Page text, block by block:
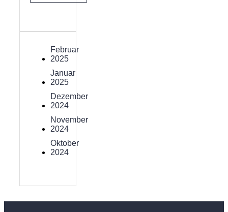
Februar
2025
Januar
2025
Dezember
2024
November
2024
Oktober
2024